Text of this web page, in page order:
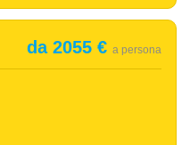
da 2055 € a persona